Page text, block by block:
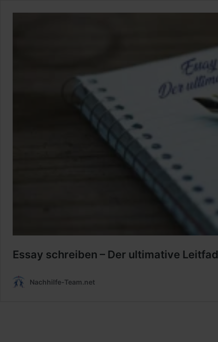
Essay schreiben – Der ultimative
Nachhilfe-Team.net